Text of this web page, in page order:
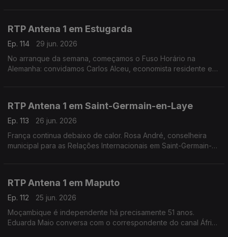
RTP Antena 1 em Estugarda
Ep. 114
29 jun. 2026
No arranque da semana, começamos o Fuso Horário na
Alemanha: convidamos Carlos Alceu, economista residente em
RTP Antena 1 em Saint-Germain-en-Laye
Ep. 113
26 jun. 2026
França continua debaixo de calor. Rosa André, conselheira
municipal para as Relações Internacionais em Saint-Germain-
RTP Antena 1 em Maputo
Ep. 112
25 jun. 2026
Moçambique é independente há precisamente 51 anos.
Eduarda Maio conversa com o correspondente do canal África